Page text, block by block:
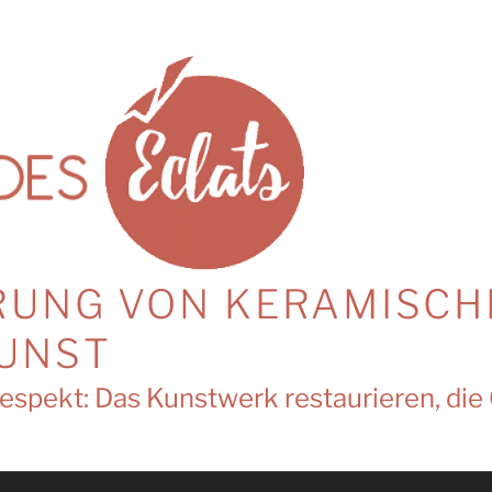
VON
Das Kunstwerk restaurieren,